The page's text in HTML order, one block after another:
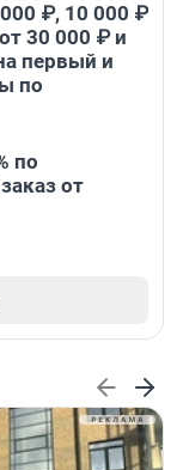
₽, 10 000 ₽
30 000 ₽ и
первый и
по
по
от